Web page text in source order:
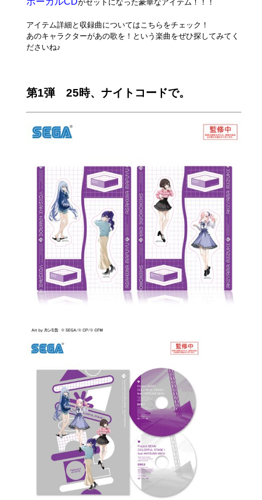
がセットになった豪華なアイテム！！！
アイテム詳細と収録曲についてはこちらをチェック！
あのキャラクターがあの歌を！という楽曲をぜひ探してみてく
ださいね♪
第1弾 25時、ナイトコードで。